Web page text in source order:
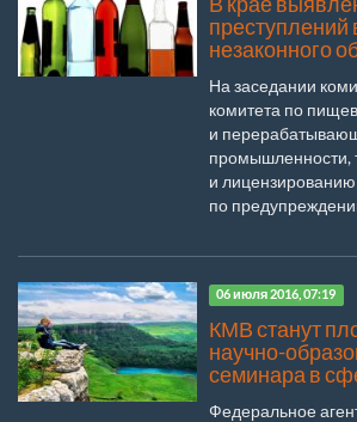
преступлений
незаконного
На заседании
комитета по
и
промышленности,
и
по
06 июля 2016, 07:19
КМВ станут
научно-
семинара в
Федеральное